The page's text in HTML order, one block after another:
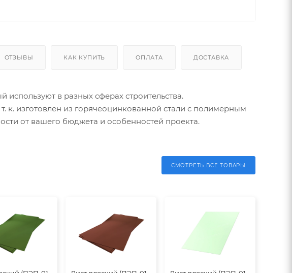
ОТЗЫВЫ КАК КУПИТЬ ОПЛАТА ДОСТАВКА
в разных сферах строительства.
к. изготовлен из горячеоцинкованной стали с полимерным
от вашего бюджета и особенностей проекта.
СМОТРЕТЬ ВСЕ ТОВАРЫ